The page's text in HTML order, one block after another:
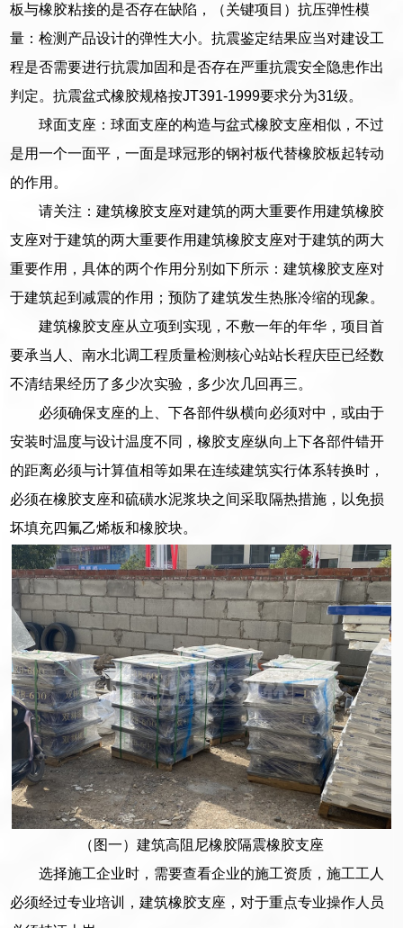
板与橡胶粘接的是否存在缺陷，（关键项目）抗压弹性模
量：检测产品设计的弹性大小。抗震鉴定结果应当对建设工
程是否需要进行抗震加固和是否存在严重抗震安全隐患作出
判定。抗震盆式橡胶规格按JT391-1999要求分为31级。
球面支座：球面支座的构造与盆式橡胶支座相似，不过
是用一个一面平，一面是球冠形的钢衬板代替橡胶板起转动
的作用。
请关注：建筑橡胶支座对建筑的两大重要作用建筑橡胶
支座对于建筑的两大重要作用建筑橡胶支座对于建筑的两大
重要作用，具体的两个作用分别如下所示：建筑橡胶支座对
于建筑起到减震的作用；预防了建筑发生热胀冷缩的现象。
建筑橡胶支座从立项到实现，不敷一年的年华，项目首
要承当人、南水北调工程质量检测核心站站长程庆臣已经数
不清结果经历了多少次实验，多少次几回再三。
必须确保支座的上、下各部件纵横向必须对中，或由于
安装时温度与设计温度不同，橡胶支座纵向上下各部件错开
的距离必须与计算值相等如果在连续建筑实行体系转换时，
必须在橡胶支座和硫磺水泥浆块之间采取隔热措施，以免损
坏填充四氟乙烯板和橡胶块。
（图一）建筑高阻尼橡胶隔震橡胶支座
选择施工企业时，需要查看企业的施工资质，施工工人
必须经过专业培训，建筑橡胶支座，对于重点专业操作人员